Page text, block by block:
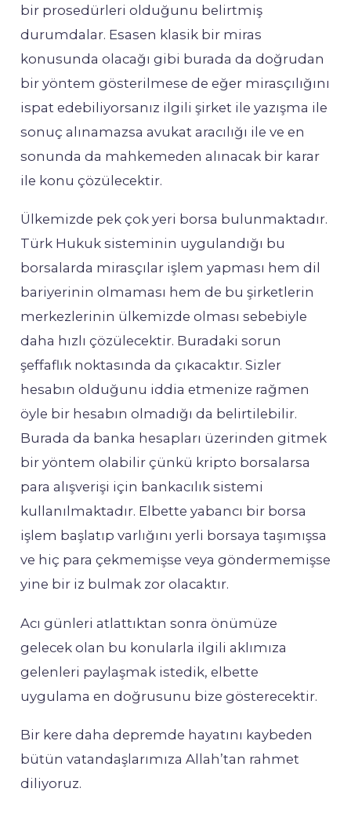
bir prosedürleri olduğunu belirtmiş
durumdalar. Esasen klasik bir miras
konusunda olacağı gibi burada da doğrudan
bir yöntem gösterilmese de eğer mirasçılığını
ispat edebiliyorsanız ilgili şirket ile yazışma ile
sonuç alınamazsa avukat aracılığı ile ve en
sonunda da mahkemeden alınacak bir karar
ile konu çözülecektir.
Ülkemizde pek çok yeri borsa bulunmaktadır.
Türk Hukuk sisteminin uygulandığı bu
borsalarda mirasçılar işlem yapması hem dil
bariyerinin olmaması hem de bu şirketlerin
merkezlerinin ülkemizde olması sebebiyle
daha hızlı çözülecektir. Buradaki sorun
şeffaflık noktasında da çıkacaktır. Sizler
hesabın olduğunu iddia etmenize rağmen
öyle bir hesabın olmadığı da belirtilebilir.
Burada da banka hesapları üzerinden gitmek
bir yöntem olabilir çünkü kripto borsalarsa
para alışverişi için bankacılık sistemi
kullanılmaktadır. Elbette yabancı bir borsa
işlem başlatıp varlığını yerli borsaya taşımışsa
ve hiç para çekmemişse veya göndermemişse
yine bir iz bulmak zor olacaktır.
Acı günleri atlattıktan sonra önümüze
gelecek olan bu konularla ilgili aklımıza
gelenleri paylaşmak istedik, elbette
uygulama en doğrusunu bize gösterecektir.
Bir kere daha depremde hayatını kaybeden
bütün vatandaşlarımıza Allah’tan rahmet
diliyoruz.